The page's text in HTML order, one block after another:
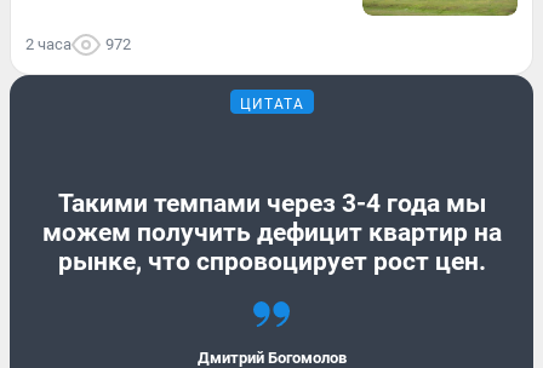
2 часа 972
ЦИТАТА
Такими темпами через 3-4 года мы
можем получить дефицит квартир на
рынке, что спровоцирует рост цен.
Дмитрий Богомолов